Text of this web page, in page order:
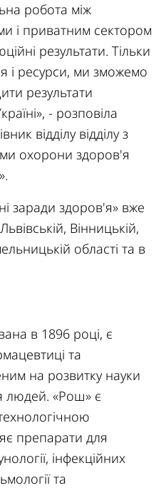
робота між
і приватним сектором
результати. Тільки
і ресурси, ми зможемо
результати
- розповіла
відділу відділу з
охорони здоров'я
заради здоров'я» вже
Вінницькій,
області та в
в 1896 році, є
та
на розвитку науки
людей. «Рош» є
препарати для
інфекційних
та